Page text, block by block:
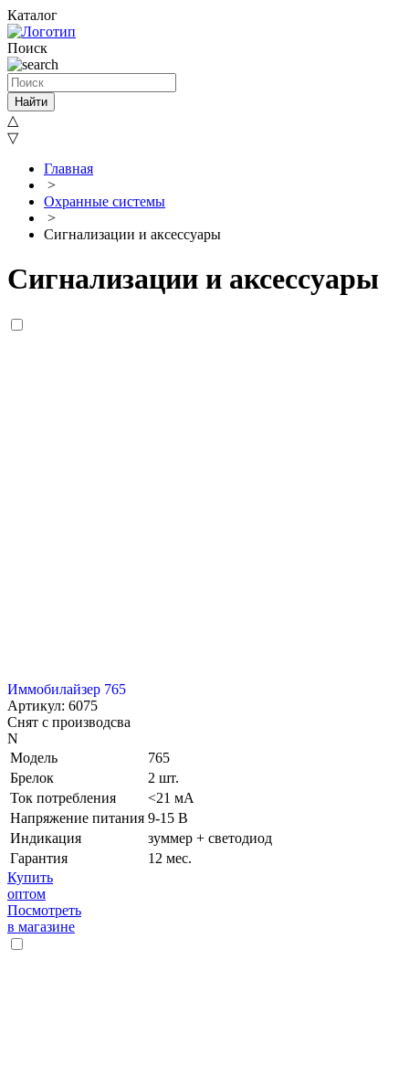
Каталог
Поиск
Найти
△
▽
Главная
>
Охранные системы
>
Сигнализации и аксессуары
Сигнализации и аксессуары
Иммобилайзер 765
Артикул: 6075
Снят с производсва
N
Модель
765
Брелок
2 шт.
Ток потребления
<21 мА
Напряжение питания 9-15 В
Индикация
зуммер + светодиод
Гарантия
12 мес.
Купить
оптом
Посмотреть
в магазине